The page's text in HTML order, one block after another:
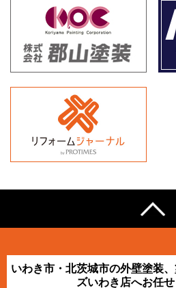
いわき市・北茨城市の外壁塗装
ズいわき店へお任せ